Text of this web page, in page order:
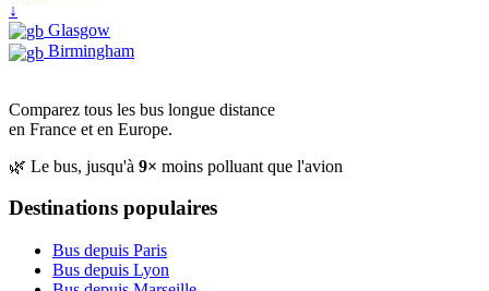
↓
Glasgow
Birmingham
Comparez tous les bus longue distance
en France et en Europe.
🌿 Le bus, jusqu'à 9× moins polluant que l'avion
Destinations populaires
Bus depuis Paris
Bus depuis Lyon